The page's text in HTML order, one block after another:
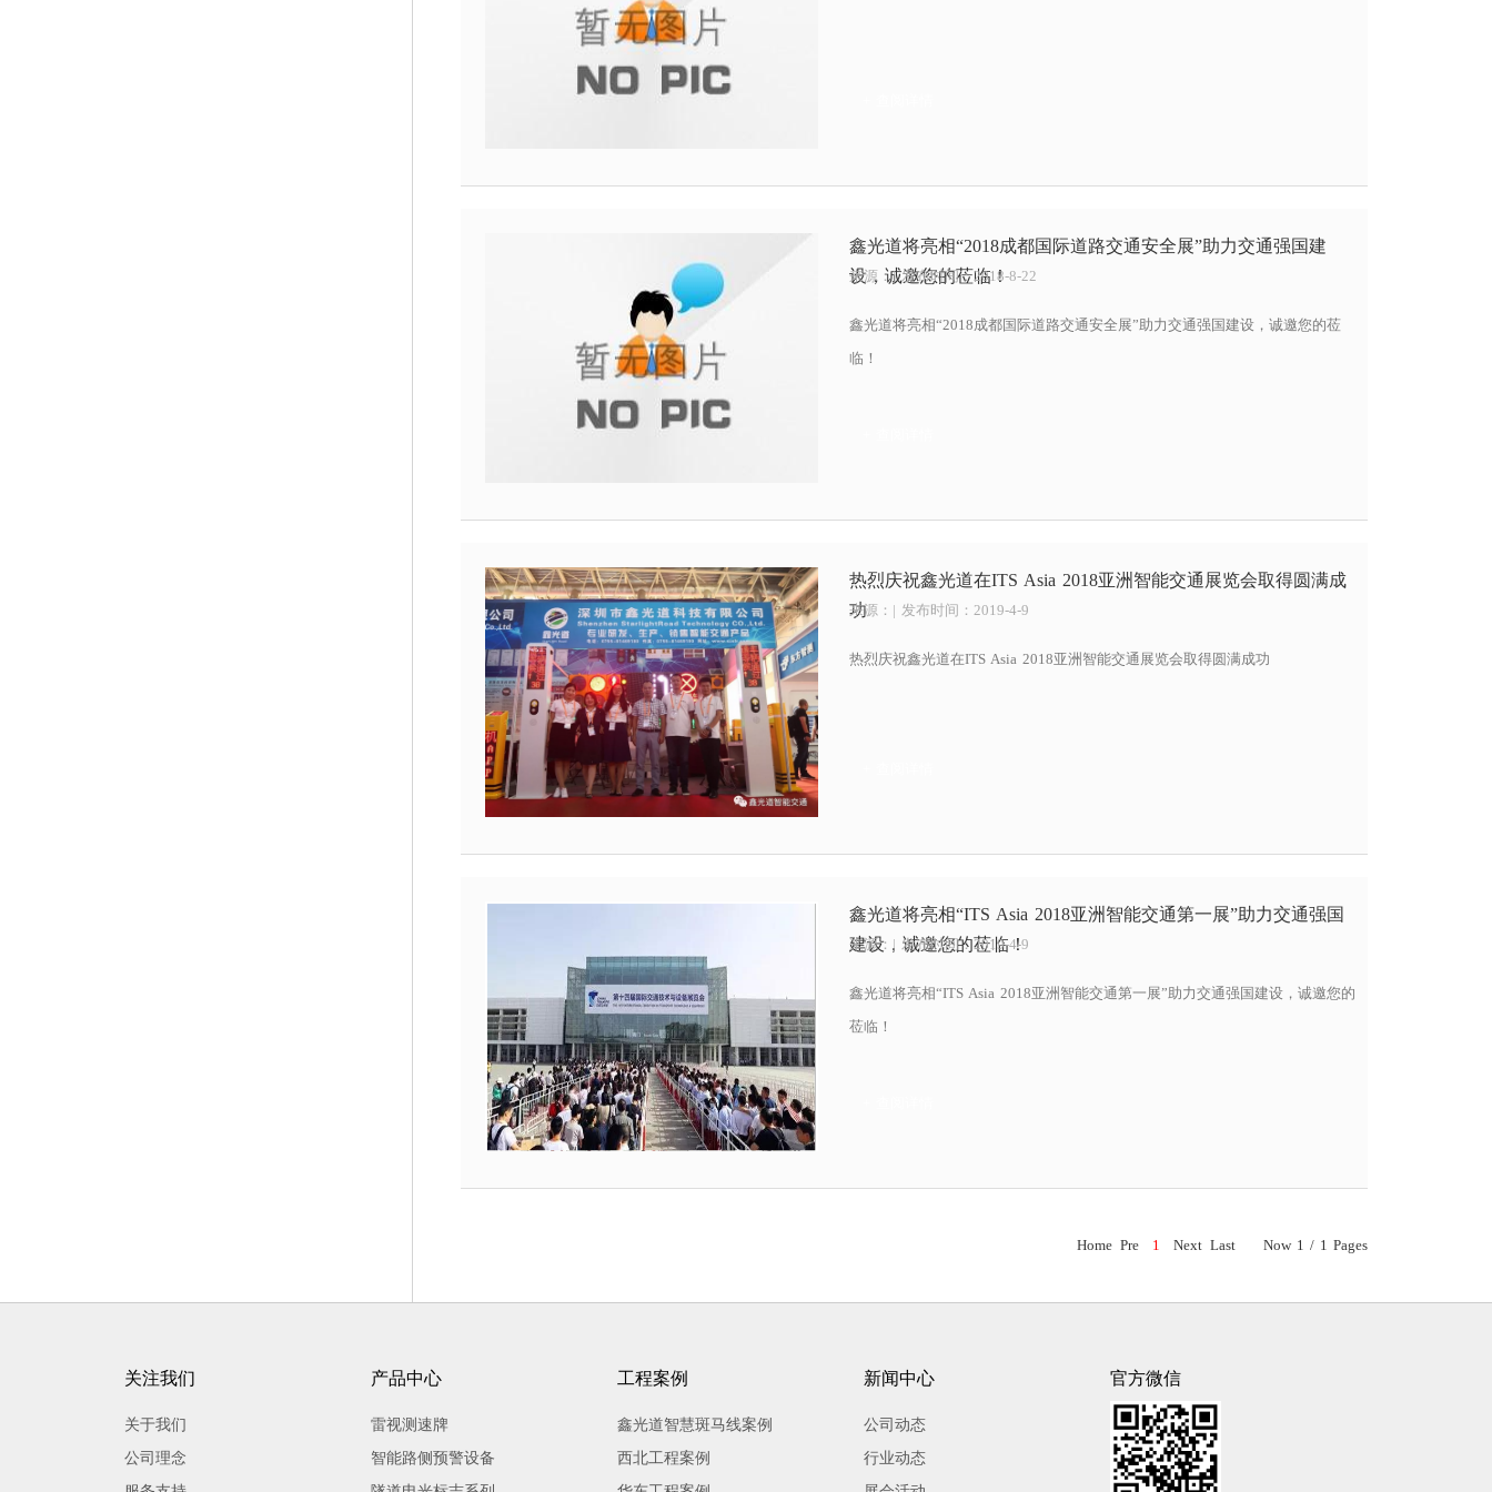
鑫光道将亮相“2018成都国际道路交通安全展”助力交通强国建
设，诚邀您的莅临！
鑫光道将亮相“2018成都国际道路交通安全展”助力交通强国建设，诚邀您的莅
临！
来源：| 发布时间：2018-8-22
热烈庆祝鑫光道在ITS Asia 2018亚洲智能交通展览会取得圆满成
功
热烈庆祝鑫光道在ITS Asia 2018亚洲智能交通展览会取得圆满成功
来源： | 发布时间：2019-4-9
鑫光道将亮相“ITS Asia 2018亚洲智能交通第一展”助力交通强国
建设，诚邀您的莅临！
鑫光道将亮相“ITS Asia 2018亚洲智能交通第一展”助力交通强国建设，诚邀您的
莅临！
来源： | 发布时间：2019-4-9
Home Pre 1 Next Last Now 1 / 1 Pages
关注我们
关于我们
公司理念
产品中心
雷视测速牌
智能路侧预警设备
工程案例
鑫光道智慧斑马线案例
西北工程案例
新闻中心
公司动态
行业动态
官方微信